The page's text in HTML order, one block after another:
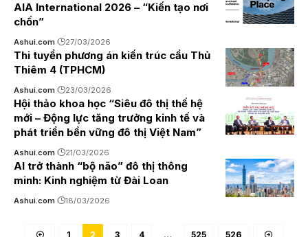
AIA International 2026 – “Kiến tạo nơi
chốn”
Ashui.com 27/03/2026
Thi tuyển phương án kiến trúc cầu Thủ
Thiêm 4 (TPHCM)
Ashui.com 23/03/2026
Hội thảo khoa học “Siêu đô thị thế hệ
mới – Động lực tăng trưởng kinh tế và
phát triển bền vững đô thị Việt Nam”
Ashui.com 21/03/2026
AI trở thành “bộ não” đô thị thông
minh: Kinh nghiệm từ Đài Loan
Ashui.com 18/03/2026
1 2 3 4 … 525 526